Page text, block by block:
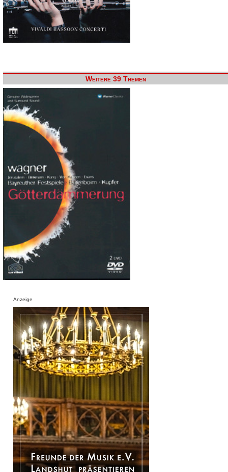
Weitere 39 Themen
Anzeige